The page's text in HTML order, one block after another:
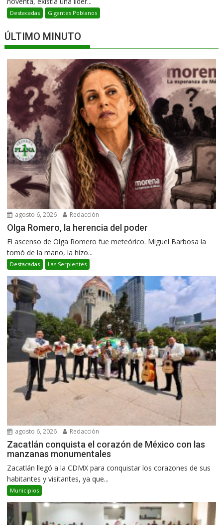
Destacadas Gigantes Poblanos
ÚLTIMO MINUTO
agosto 6, 2026 Redacción
Olga Romero, la herencia del poder
El ascenso de Olga Romero fue meteórico. Miguel Barbosa la
tomó de la mano, la hizo...
Destacadas Las Serpientes
agosto 6, 2026 Redacción
Zacatlán conquista el corazón de México con las
manzanas monumentales
Zacatlán llegó a la CDMX para conquistar los corazones de sus
habitantes y visitantes, ya que...
Municipios